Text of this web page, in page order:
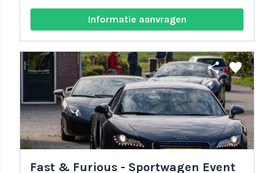
Informatie aanvragen
share favorite
Fast & Furious - Sportwagen Event